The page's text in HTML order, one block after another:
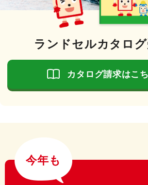
ランドセルカタロ
カタログ請求はこ
今年も